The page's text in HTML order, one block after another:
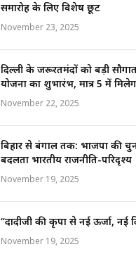
समारोह के लिए विशेष छूट
November 23, 2025
दिल्ली के जरूरतमंदों को बड़ी
योजना का शुभारंभ, मात्र ₹5 में
November 22, 2025
बिहार से बंगाल तक: भाजपा की
बदलता भारतीय राजनीति-परिदृश्य
November 19, 2025
“दादीजी की कृपा से नई ऊर्जा, नई
November 19, 2025